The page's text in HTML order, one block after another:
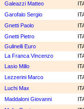
Galeazzi Matteo
Garofalo Sergio
Gnetti Paolo
Gnetti Pietro
Gulinelli Euro
La Franca Vincenzo
Lasio Millo
Lezzerini Marco
Luchi Max
Maddaloni Giovanni